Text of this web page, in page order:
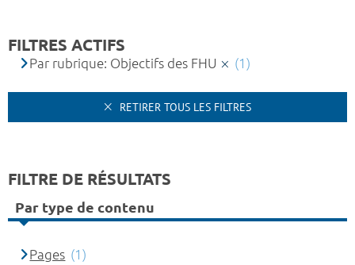
FILTRES ACTIFS
Par rubrique: Objectifs des FHU (1)
RETIRER TOUS LES FILTRES
FILTRE DE RÉSULTATS
Par type de contenu
Pages (1)